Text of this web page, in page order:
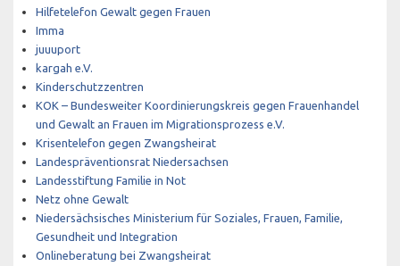
Hilfetelefon Gewalt gegen Frauen
Imma
juuuport
kargah e.V.
Kinderschutzzentren
KOK – Bundesweiter Koordinierungskreis gegen Frauenhandel
und Gewalt an Frauen im Migrationsprozess e.V.
Krisentelefon gegen Zwangsheirat
Landespräventionsrat Niedersachsen
Landesstiftung Familie in Not
Netz ohne Gewalt
Niedersächsisches Ministerium für Soziales, Frauen, Familie,
Gesundheit und Integration
Onlineberatung bei Zwangsheirat